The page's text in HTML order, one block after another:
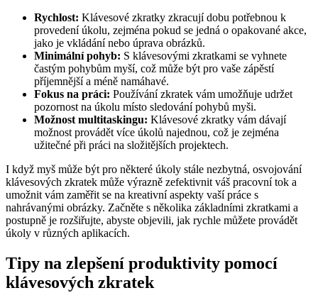
Rychlost: Klávesové zkratky zkracují dobu potřebnou k
provedení úkolu, zejména pokud se jedná o opakované akce,
jako je vkládání nebo úprava obrázků.
Minimální pohyb: S klávesovými zkratkami se vyhnete
častým pohybům myší, což může být pro vaše zápěstí
příjemnější a méně namáhavé.
Fokus na práci: Používání zkratek vám umožňuje udržet
pozornost na úkolu místo sledování pohybů myši.
Možnost multitaskingu: Klávesové zkratky vám dávají
možnost provádět více úkolů najednou, což je zejména
užitečné při práci na složitějších projektech.
I když myš může být pro některé úkoly stále nezbytná, osvojování
klávesových zkratek může výrazně zefektivnit váš pracovní tok a
umožnit vám zaměřit se na kreativní aspekty vaší práce s
nahrávanými obrázky. Začněte s několika základními zkratkami a
postupně je rozšiřujte, abyste objevili, jak rychle můžete provádět
úkoly v různých aplikacích.
Tipy na zlepšení produktivity pomocí
klávesových zkratek